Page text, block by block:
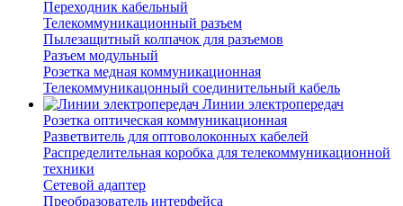
Переходник кабельный
Телекоммуникационный разъем
Пылезащитный колпачок для разъемов
Разъем модульный
Розетка медная коммуникационная
Телекоммуникацонный соединительный кабель
Линии электропередач
Розетка оптическая коммуникационная
Разветвитель для оптоволоконных кабелей
Распределительная коробка для телекоммуникационной
техники
Сетевой адаптер
Преобразователь интерфейса